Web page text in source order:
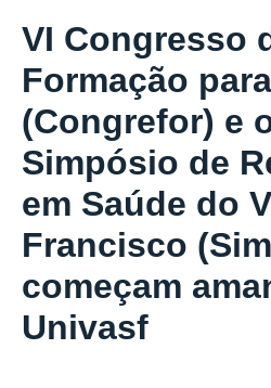
VI Congresso
Formação
(Congrefor) e
Simpósio de
em Saúde do
Francisco
começam
Univasf